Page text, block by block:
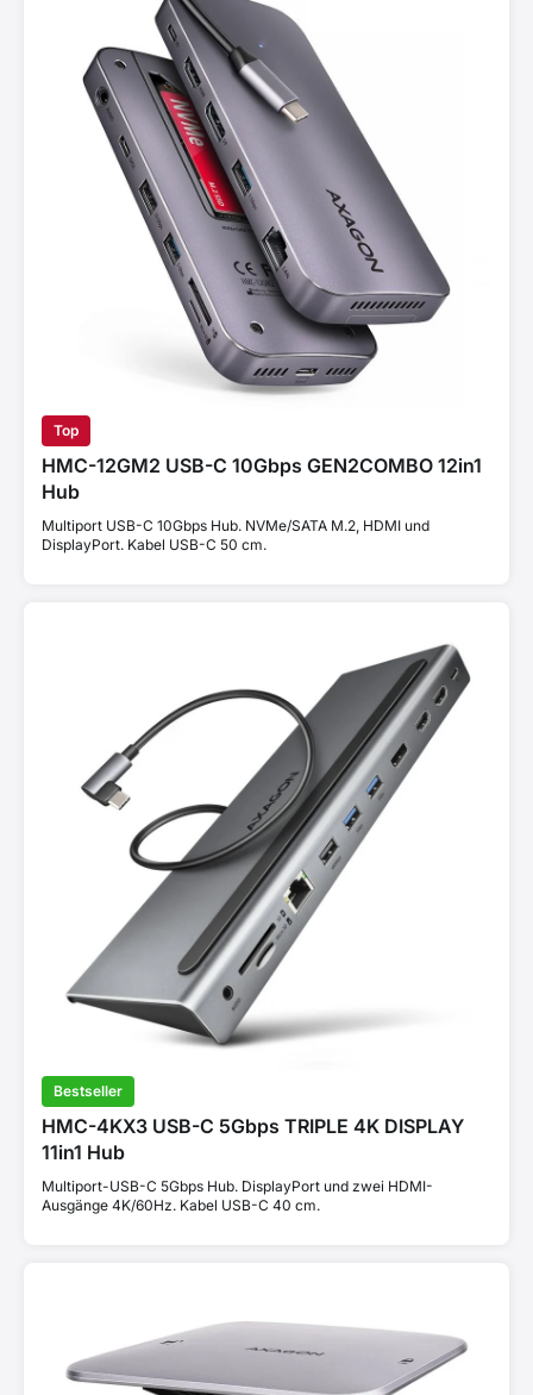
Top
HMC-12GM2 USB-C 10Gbps GEN2COMBO 12in1
Hub
Multiport USB-C 10Gbps Hub. NVMe/SATA M.2, HDMI und
DisplayPort. Kabel USB-C 50 cm.
Bestseller
HMC-4KX3 USB-C 5Gbps TRIPLE 4K DISPLAY
11in1 Hub
Multiport-USB-C 5Gbps Hub. DisplayPort und zwei HDMI-
Ausgänge 4K/60Hz. Kabel USB-C 40 cm.